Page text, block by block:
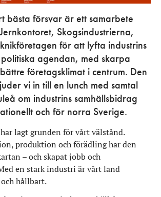
bästa försvar är ett samarbete
Skogsindustrierna,
för att lyfta industrins
agendan, med skarpa
företagsklimat i centrum. Den
vi in till en lunch med samtal
om industrins samhällsbidrag
och för norra Sverige.
lagt grunden för vårt välstånd.
produktion och förädling har den
– och skapat jobb och
en stark industri är vårt land
hållbart.